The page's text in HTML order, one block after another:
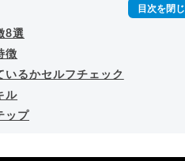
8選
徴
いるかセルフチェック
ル
ップ